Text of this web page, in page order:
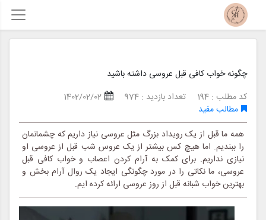
چگونه خواب کافی قبل عروسی داشته باشید
کد مطلب : 194
تعداد بازدید : 974
1402/02/02
مطالب مفید
همه ما قبل از یک رویداد بزرگ مثل عروسی نیاز داریم که چشمانمان
را ببندیم. اما هیچ کس بیشتر از یک عروس شب قبل از عروسی او
نیازی نداریم. برای کمک به آرام کردن اعصاب و خواب کافی قبل
عروسی، ما نکاتی را در مورد چگونگی ایجاد یک روال آرام بخش و
بهترین خواب شبانه قبل از روز عروسی ارائه کرده ایم.